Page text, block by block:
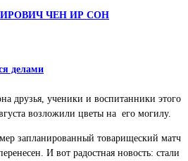
ЧЕН ИР СОН
делами
друзья, ученики и воспитанники этого
возложили цветы на его могилу.
запланированный товарищеский матч
И вот радостная новость: стали